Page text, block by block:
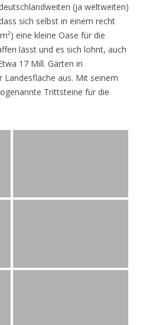
(ja weltweiten)
sich selbst in einem recht
eine kleine Oase für die
lässt und es sich lohnt, auch
17 Mill. Gärten in
Landesfläche aus. Mit seinem
Trittsteine für die